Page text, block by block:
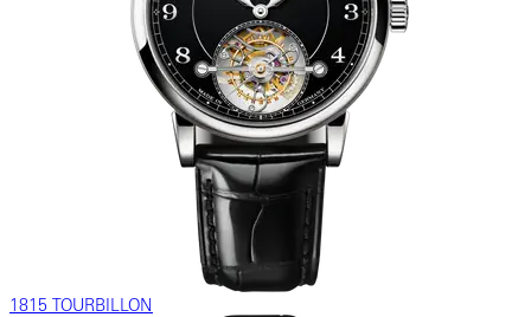
1815 TOURBILLON